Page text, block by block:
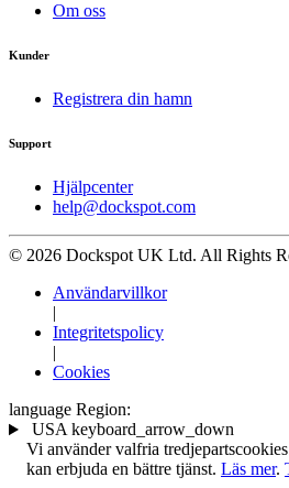
Om oss
Kunder
Registrera din hamn
Support
Hjälpcenter
help@dockspot.com
© 2026 Dockspot UK Ltd. All Rights
Användarvillkor
|
Integritetspolicy
|
Cookies
language Region:
USA keyboard_arrow_down
Vi använder valfria
kan erbjuda en bättre tjänst. Läs mer.